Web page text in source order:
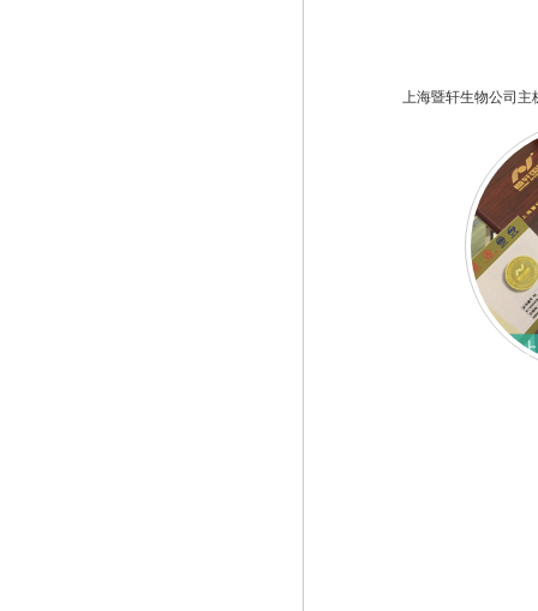
上海暨轩生物公司主